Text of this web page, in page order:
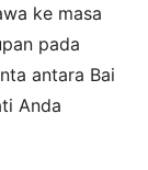
ke masa
pada
antara Bai
Anda